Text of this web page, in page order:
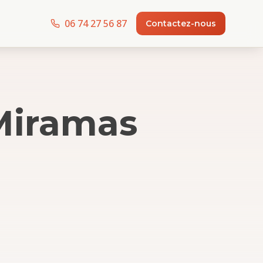
06 74 27 56 87 Contactez-nous